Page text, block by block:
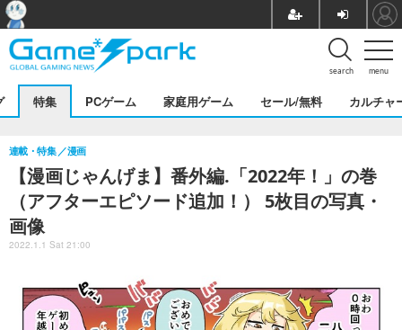
menu
search
特集 PCゲーム 家庭用ゲーム セール/無料 カルチャ
【漫画じゃんげま】番外編.「2022年！」の巻
（アフターエピソード追加！） 5枚目の写真・
画像
連載・特集 漫画
2022.1.1 Sat 21:00